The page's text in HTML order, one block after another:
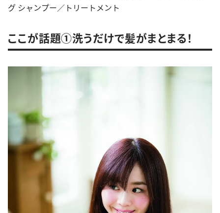
グ シャンプー／トリートメント
ここが話題①洗うだけで髪がまとまる！